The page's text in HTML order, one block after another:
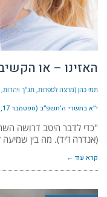
האזינו – או
תמי כהן (מרצה לספרות, תנ"ך
י״א בתשרי ה׳תשפ״ב (ספטמבר 17, 2021)
"כדי לדבר היטב דרושה
(אנדרה ז'יד). מה בין
קרא עוד ←